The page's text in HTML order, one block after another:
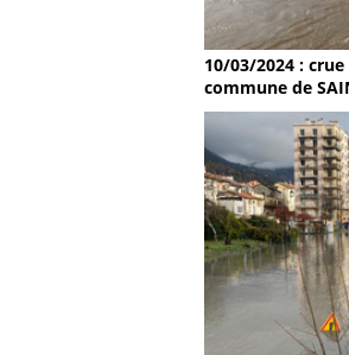
10/03/2024 :
commune de